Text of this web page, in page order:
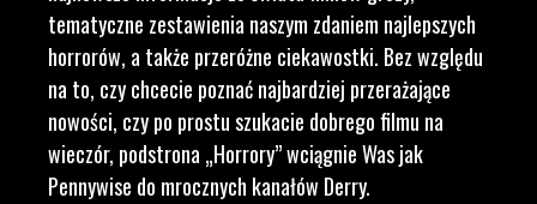
tematyczne zestawienia naszym zdaniem najlepszych
horrorów, a także przeróżne ciekawostki. Bez względu
na to, czy chcecie poznać najbardziej przerażające
nowości, czy po prostu szukacie dobrego filmu na
wieczór, podstrona „Horrory” wciągnie Was jak
Pennywise do mrocznych kanałów Derry.